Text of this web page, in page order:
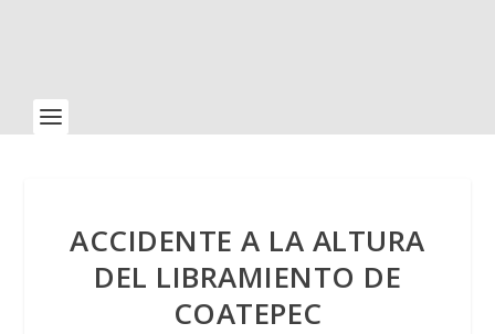
ACCIDENTE A LA ALTURA
DEL LIBRAMIENTO DE
COATEPEC